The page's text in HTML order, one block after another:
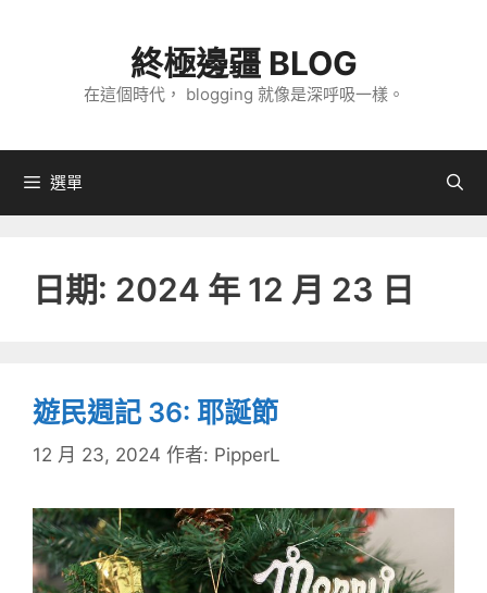
內
終極邊疆 BLOG
在這個時代， blogging 就像是深呼吸一樣。
選單
日期: 2024 年 12 月 23 日
遊民週記 36: 耶誕節
12 月 23, 2024 作者: PipperL